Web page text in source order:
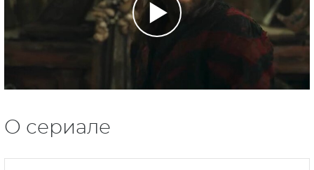
О сериале